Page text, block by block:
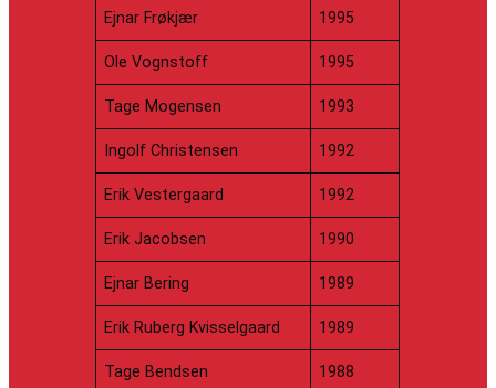
Ejnar Frøkjær 1995
Ole Vognstoff 1995
Tage Mogensen 1993
Ingolf Christensen 1992
Erik Vestergaard 1992
Erik Jacobsen 1990
Ejnar Bering 1989
Erik Ruberg Kvisselgaard 1989
Tage Bendsen 1988